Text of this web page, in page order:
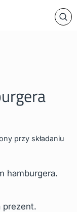
przy składaniu
hamburgera.
prezent.